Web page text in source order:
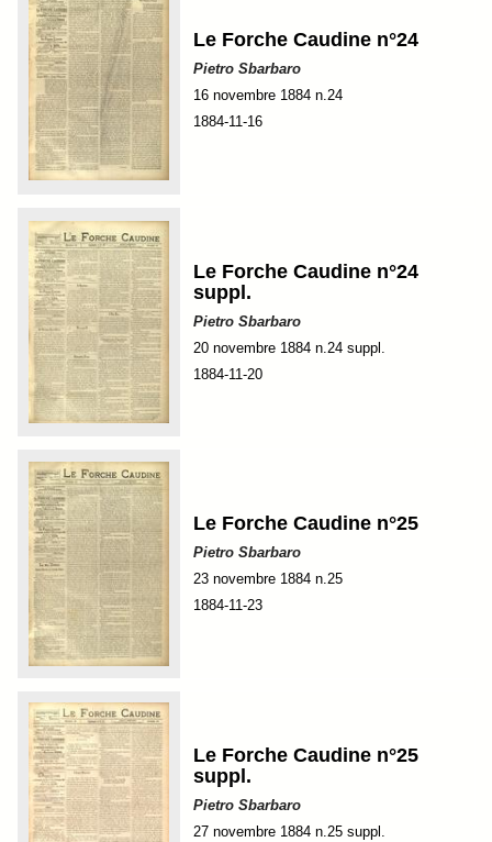
Le Forche Caudine n°24
Pietro Sbarbaro
16 novembre 1884 n.24
1884-11-16
Le Forche Caudine n°24
suppl.
Pietro Sbarbaro
20 novembre 1884 n.24 suppl.
1884-11-20
Le Forche Caudine n°25
Pietro Sbarbaro
23 novembre 1884 n.25
1884-11-23
Le Forche Caudine n°25
suppl.
Pietro Sbarbaro
27 novembre 1884 n.25 suppl.